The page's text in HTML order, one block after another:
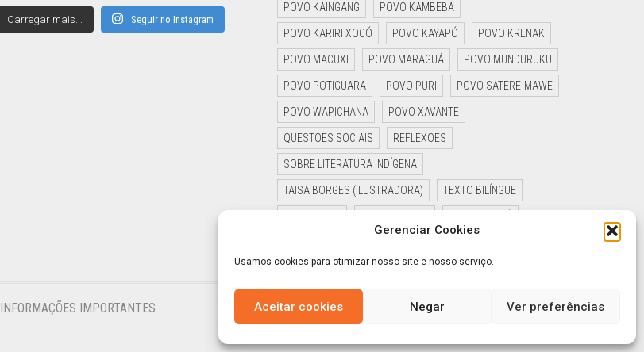
Gerenciar Cookies
Usamos cookies para otimizar nosso site e nosso serviço.
Aceitar cookies Negar Ver preferências
Carregar mais... Seguir no Instagram
POVO KAINGANG POVO KAMBEBA
POVO KARIRI XOCÓ POVO KAYAPÓ POVO KRENAK
POVO MACUXI POVO MARAGUÁ POVO MUNDURUKU
POVO POTIGUARA POVO PURI POVO SATERE-MAWE
POVO WAPICHANA POVO XAVANTE
QUESTÕES SOCIAIS REFLEXÕES
SOBRE LITERATURA INDÍGENA
TAISA BORGES (ILUSTRADORA) TEXTO BILÍNGUE
INFORMAÇÕES IMPORTANTES